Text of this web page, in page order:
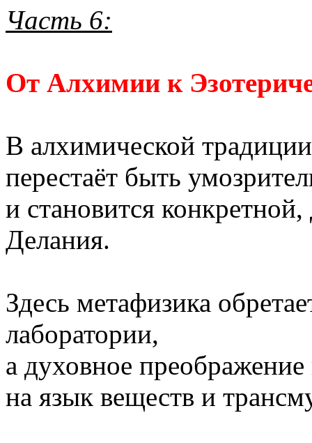
Часть 6:
От Алхимии к
В алхимической
перестаёт быть
и становится
Делания.
Здесь метафизика
лаборатории,
а духовное преображение
на язык веществ и